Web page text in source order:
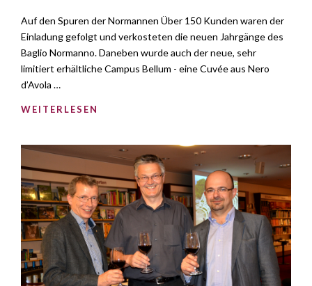
Auf den Spuren der Normannen Über 150 Kunden waren der
Einladung gefolgt und verkosteten die neuen Jahrgänge des
Baglio Normanno. Daneben wurde auch der neue, sehr
limitiert erhältliche Campus Bellum - eine Cuvée aus Nero
d’Avola …
WEITERLESEN